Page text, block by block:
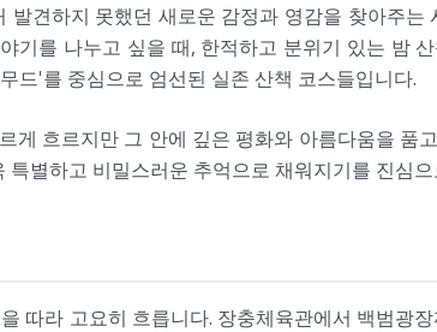
견하지 못했던 새로운 감정과 영감을 찾아주
기를 나누고 싶을 때, 한적하고 분위기 있는 밤
드'를 중심으로 엄선된 실존 산책 코스들입니다.
흐르지만 그 안에 깊은 평화와 아름다움을 품
별하고 비밀스러운 추억으로 채워지기를 진심
따라 고요히 흐릅니다. 장충체육관에서 백범광